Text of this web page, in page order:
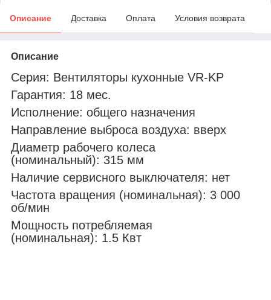
Описание Доставка Оплата Условия возврата
Описание
Серия: Вентиляторы кухонные VR-KP
Гарантия: 18 мес.
Исполнение: общего назначения
Направление выброса воздуха: вверх
Диаметр рабочего колеса
(номинальный): 315 мм
Наличие сервисного выключателя: нет
Частота вращения (номинальная): 3 000
об/мин
Мощность потребляемая
(номинальная): 1.5 Квт